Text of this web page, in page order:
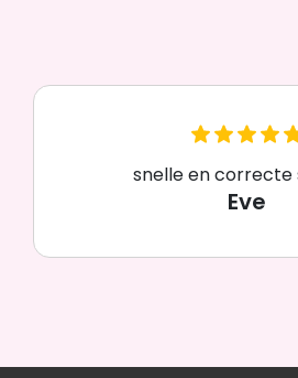
snelle en correcte
Eve